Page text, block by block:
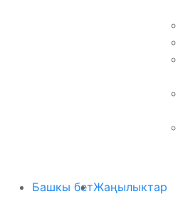
Башкы бетЖаңылыктар